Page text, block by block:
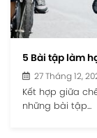
5 Bài tập làm
27 Tháng 12,
Kết hợp giữa
những bài tập...